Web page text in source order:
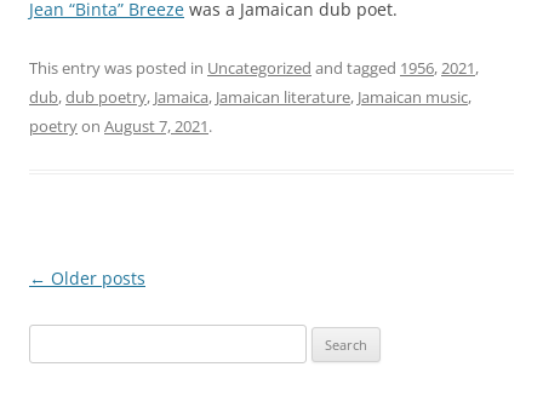
Jean “Binta” Breeze was a Jamaican dub poet.
This entry was posted in Uncategorized and tagged 1956,2021,
dub,dub poetry, Jamaica, Jamaican literature, Jamaican music,
poetryon August 7, 2021.
Post
← Older posts
for: